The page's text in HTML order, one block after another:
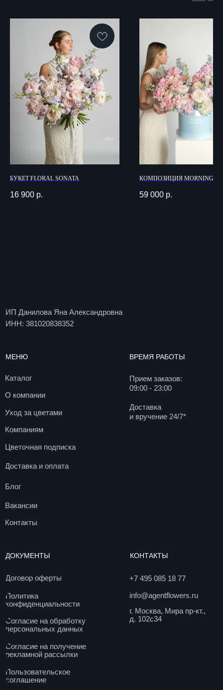
БУКЕТ FLORAL SONATA
16 900 р.
КОМПОЗИЦИЯ MORNING
59 000 р.
ИП Данилова Яна Александровна
+7 495 085 18 77
© 2017. Все права защищены
МЕНЮ
Вакансии
Блог
info@agentflowers.ru
г. Москва, Мира пр-кт.,
Пользовательское
Согласие на получение
Согласие на обработку
персональных данных
конфиденциальности
ВРЕМЯ РАБОТЫ